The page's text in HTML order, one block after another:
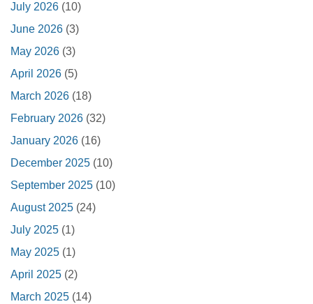
July 2026 (10)
June 2026 (3)
May 2026 (3)
April 2026 (5)
March 2026 (18)
February 2026 (32)
January 2026 (16)
December 2025 (10)
September 2025 (10)
August 2025 (24)
July 2025 (1)
May 2025 (1)
April 2025 (2)
March 2025 (14)